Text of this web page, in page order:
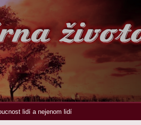
lidí a nejenom lidí